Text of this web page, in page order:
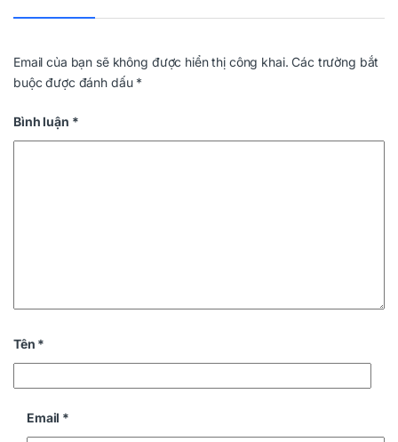
Email của bạn sẽ không được hiển thị công khai. Các trường bắt
buộc được đánh dấu *
Bình luận *
Tên *
Email *